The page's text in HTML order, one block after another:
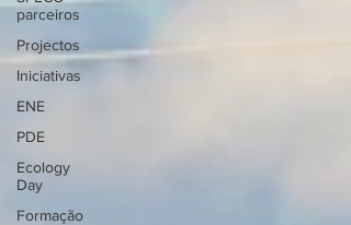
parceiros
Projectos
Iniciativas
ENE
PDE
Ecology
Day
Formação